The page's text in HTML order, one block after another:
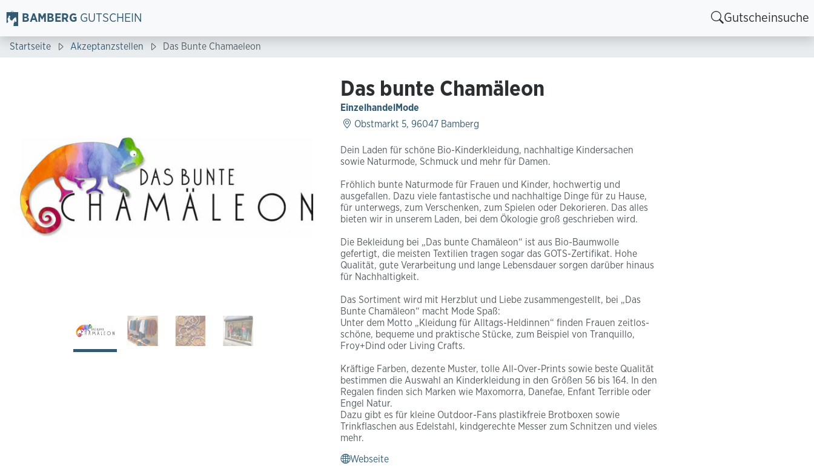
BAMBERG GUTSCHEIN Gutscheinsuche
Startseite Akzeptanzstellen Das Bunte Chamaeleon
Das bunte Chamäleon
Einzelhandel Mode
Obstmarkt 5, 96047 Bamberg
Dein Laden für schöne Bio-Kinderkleidung, nachhaltige Kindersachen
sowie Naturmode, Schmuck und mehr für Damen.
Fröhlich bunte Naturmode für Frauen und Kinder, hochwertig und
ausgefallen. Dazu viele fantastische und nachhaltige Dinge für zu Hause,
für unterwegs, zum Verschenken, zum Spielen oder Dekorieren. Das alles
bieten wir in unserem Laden, bei dem Ökologie groß geschrieben wird.
Die Bekleidung bei „Das bunte Chamäleon“ ist aus Bio-Baumwolle
gefertigt, die meisten Textilien tragen sogar das GOTS-Zertifikat. Hohe
Qualität, gute Verarbeitung und lange Lebensdauer sorgen darüber hinaus
für Nachhaltigkeit.
Das Sortiment wird mit Herzblut und Liebe zusammengestellt, bei „Das
Bunte Chamäleon“ macht Mode Spaß:
Unter dem Motto „Kleidung für Alltags-Heldinnen“ finden Frauen zeitlos-
schöne, bequeme und praktische Stücke, zum Beispiel von Tranquillo,
Froy+Dind oder Living Crafts.
Kräftige Farben, dezente Muster, tolle All-Over-Prints sowie beste Qualität
bestimmen die Auswahl an Kinderkleidung in den Größen 56 bis 164. In den
Regalen finden sich Marken wie Maxomorra, Danefae, Enfant Terrible oder
Engel Natur.
Dazu gibt es für kleine Outdoor-Fans plastikfreie Brotboxen sowie
Trinkflaschen aus Edelstahl, kindgerechte Messer zum Schnitzen und vieles
mehr.
Webseite